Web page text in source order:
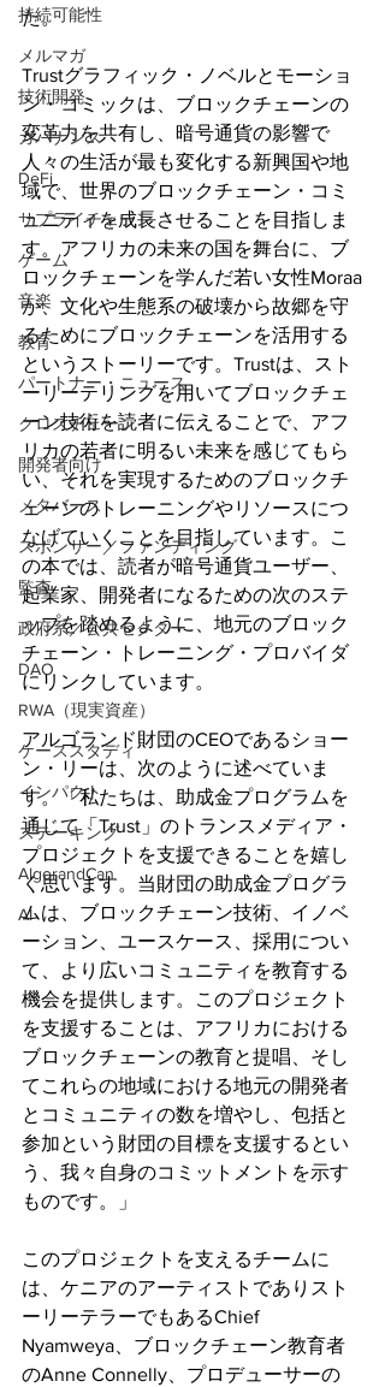
持続可能性
メルマガ
技術開発
ガバナンス
DeFi
サプライチェーン
ゲーム
音楽
教育
パートナー・ニュース
クロスチェーン
開発者向け
メタバース
スポンサー／ファンディング
監査
政府系／公共セクター
DAO
RWA（現実資産）
ケーススタディ
インパクト
ステーキング
AlgorandCan
AI
た。
Trustグラフィック・ノベルとモーショ
ン・コミックは、ブロックチェーンの
変革力を共有し、暗号通貨の影響で
人々の生活が最も変化する新興国や地
域で、世界のブロックチェーン・コミ
ュニティを成長させることを目指しま
す。アフリカの未来の国を舞台に、ブ
ロックチェーンを学んだ若い女性Moraa
が、文化や生態系の破壊から故郷を守
るためにブロックチェーンを活用する
というストーリーです。Trustは、スト
ーリーテリングを用いてブロックチェ
ーン技術を読者に伝えることで、アフ
リカの若者に明るい未来を感じてもら
い、それを実現するためのブロックチ
ェーンのトレーニングやリソースにつ
なげていくことを目指しています。こ
の本では、読者が暗号通貨ユーザー、
起業家、開発者になるための次のステ
ップを踏めるように、地元のブロック
チェーン・トレーニング・プロバイダ
にリンクしています。
アルゴランド財団のCEOであるショー
ン・リーは、次のように述べていま
す。「私たちは、助成金プログラムを
通じて「Trust」のトランスメディア・
プロジェクトを支援できることを嬉し
く思います。当財団の助成金プログラ
ムは、ブロックチェーン技術、イノベ
ーション、ユースケース、採用につい
て、より広いコミュニティを教育する
機会を提供します。このプロジェクト
を支援することは、アフリカにおける
ブロックチェーンの教育と提唱、そし
てこれらの地域における地元の開発者
とコミュニティの数を増やし、包括と
参加という財団の目標を支援するとい
う、我々自身のコミットメントを示す
ものです。」
このプロジェクトを支えるチームに
は、ケニアのアーティストでありスト
ーリーテラーでもあるChief
Nyamweya、ブロックチェーン教育者
のAnne Connelly、プロデューサーの